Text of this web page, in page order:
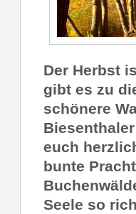
Der Herbst
gibt es zu
schönere
euch
bunte
Seele so